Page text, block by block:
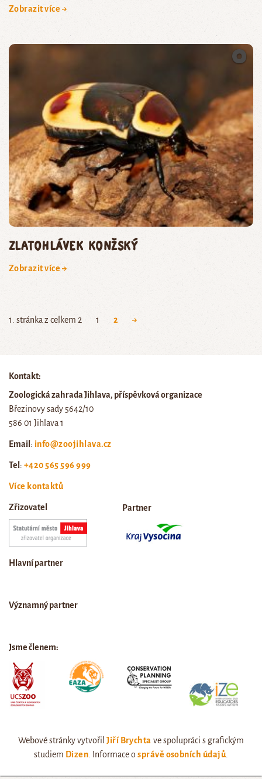
Zobrazit více →
zlatohlávek konžský
Zobrazit více →
1. stránka z celkem 2 1 2 →
Kontakt:
Zoologická zahrada Jihlava, příspěvková organizace
Březinovy sady 5642/10
586 01 Jihlava 1
Email: info@zoojihlava.cz
Tel: +420 565 596 999
Více kontaktů
Zřizovatel Partner
Hlavní partner
Významný partner
Jsme členem:
Webové stránky vytvořilJiří Brychta ve spolupráci s grafickým
studiem Dizen . Informace osprávě osobních údajů